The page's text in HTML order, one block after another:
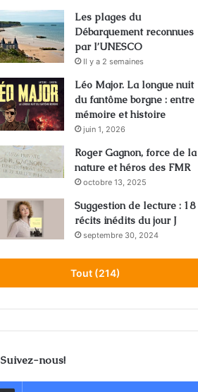
Les plages du
Débarquement reconnues
par l’UNESCO
Il y a 2 semaines
Léo Major. La longue nuit
du fantôme borgne : entre
mémoire et histoire
juin 1, 2026
Roger Gagnon, force de la
nature et héros des FMR
octobre 13, 2025
Suggestion de lecture : 18
récits inédits du jour J
septembre 30, 2024
Tout (214)
Suivez-nous!